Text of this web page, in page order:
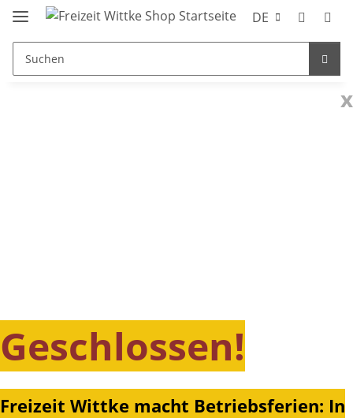
DE
x
Geschlossen!
Freizeit Wittke macht Betriebsferien: In